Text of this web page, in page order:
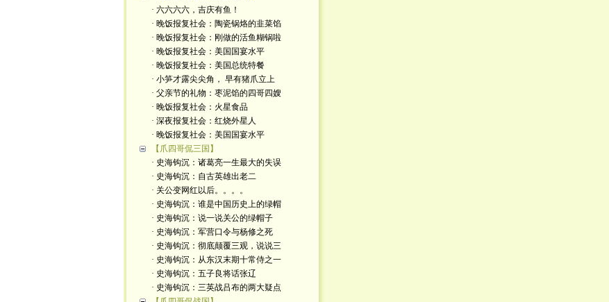
· 六六六六，吉庆有鱼！
· 晚饭报复社会：陶瓷锅烙的韭菜馅
· 晚饭报复社会：刚做的活鱼糊锅啦
· 晚饭报复社会：美国国宴水平
· 晚饭报复社会：美国总统特餐
· 小笋才露尖尖角， 早有猪爪立上
· 父亲节的礼物：枣泥馅的四哥四嫂
· 晚饭报复社会：火星食品
· 深夜报复社会：红烧外星人
· 晚饭报复社会：美国国宴水平
【爪四哥侃三国】
· 史海钩沉：诸葛亮一生最大的失误
· 史海钩沉：自古英雄出老二
· 关公变网红以后。。。。
· 史海钩沉：谁是中国历史上的绿帽
· 史海钩沉：说一说关公的绿帽子
· 史海钩沉：军营口令与杨修之死
· 史海钩沉：彻底颠覆三观，说说三
· 史海钩沉：从东汉末期十常侍之一
· 史海钩沉：五子良将话张辽
· 史海钩沉：三英战吕布的两大疑点